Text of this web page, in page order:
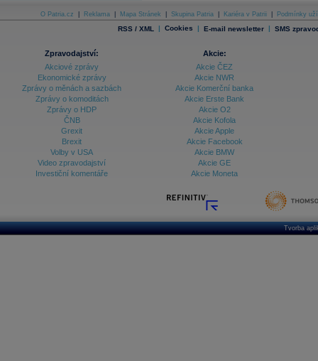
O Patria.cz Reklama Mapa Stránek Skupina Patria Kariéra v Patrii Podmínky
RSS / XML | Cookies | E-mail newsletter | SMS
Zpravodajství:
Akciové zprávy
Ekonomické zprávy
Zprávy o měnách a sazbách
Zprávy o komoditách
Zprávy o HDP
ČNB
Grexit
Brexit
Volby v USA
Video zpravodajství
Investiční komentáře
Akcie:
Akcie ČEZ
Akcie NWR
Akcie Komerční banka
Akcie Erste Bank
Akcie O2
Akcie Kofola
Akcie Apple
Akcie Facebook
Akcie BMW
Akcie GE
Akcie Moneta
Tvorba